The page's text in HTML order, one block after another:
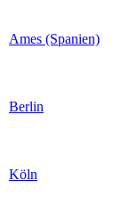
Ames (Spanien)
Berlin
Köln